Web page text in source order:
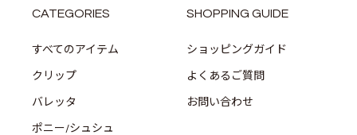
CATEGORIES
すべてのアイテム
クリップ
バレッタ
ポニー/シュシュ
SHOPPING GUIDE
ショッピングガイド
よくあるご質問
お問い合わせ